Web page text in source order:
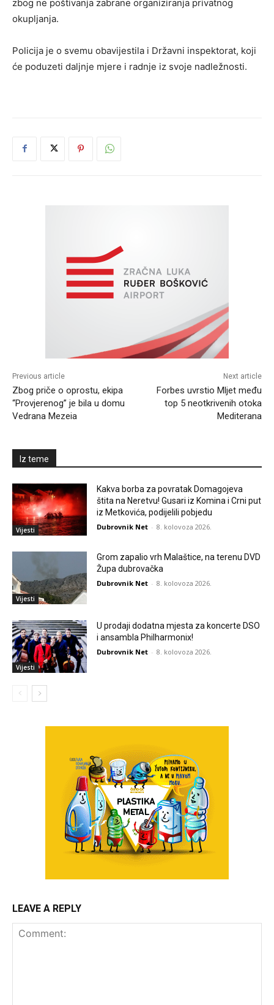
zbog ne poštivanja zabrane organiziranja privatnog
okupljanja.
Policija je o svemu obavijestila i Državni inspektorat, koji
će poduzeti daljnje mjere i radnje iz svoje nadležnosti.
Previous article
Zbog priče o oprostu, ekipa
“Provjerenog” je bila u domu
Vedrana Mezeia
Next article
Forbes uvrstio Mljet među
top 5 neotkrivenih otoka
Mediterana
Iz teme
Vijesti
Kakva borba za povratak Domagojeva
štita na Neretvu! Gusari iz Komina i Crni put
iz Metkovića, podijelili pobjedu
Dubrovnik Net - 8. kolovoza 2026.
Vijesti
Grom zapalio vrh Malaštice, na terenu DVD
Župa dubrovačka
Dubrovnik Net - 8. kolovoza 2026.
Vijesti
U prodaji dodatna mjesta za koncerte DSO
i ansambla Philharmonix!
Dubrovnik Net - 8. kolovoza 2026.
LEAVE A REPLY